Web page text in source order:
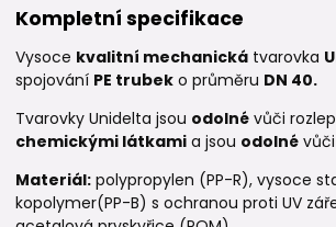
Kompletní specifikace
Vysoce kvalitní mechanická tvarovka
spojování PE trubek o průměru DN 40.
Tvarovky Unidelta jsou odolné vůči
chemickými látkami a jsou odolné vůči
Materiál: polypropylen (PP-R), vysoce
kopolymer(PP-B) s ochranou proti UV